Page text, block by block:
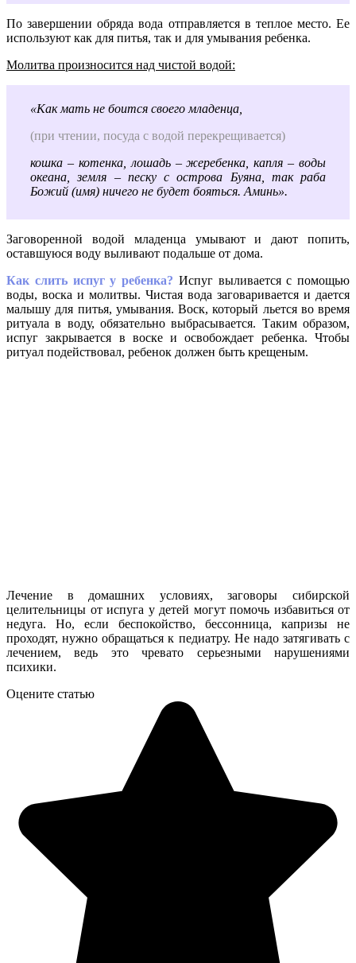
По завершении обряда вода отправляется в теплое место. Ее
используют как для питья, так и для умывания ребенка.
Молитва произносится над чистой водой:
«Как мать не боится своего младенца,
(при чтении, посуда с водой перекрещивается)
кошка – котенка, лошадь – жеребенка, капля – воды
океана, земля – песку с острова Буяна, так раба
Божий (имя) ничего не будет бояться. Аминь».
Заговоренной водой младенца умывают и дают попить,
оставшуюся воду выливают подальше от дома.
Как слить испуг у ребенка? Испуг выливается с помощью
воды, воска и молитвы. Чистая вода заговаривается и дается
малышу для питья, умывания. Воск, который льется во время
ритуала в воду, обязательно выбрасывается. Таким образом,
испуг закрывается в воске и освобождает ребенка. Чтобы
ритуал подействовал, ребенок должен быть крещеным.
Лечение в домашних условиях, заговоры сибирской
целительницы от испуга у детей могут помочь избавиться от
недуга. Но, если беспокойство, бессонница, капризы не
проходят, нужно обращаться к педиатру. Не надо затягивать с
лечением, ведь это чревато серьезными нарушениями
психики.
Оцените статью